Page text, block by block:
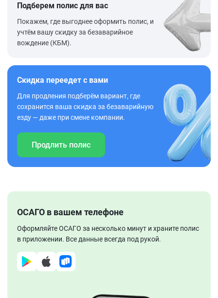
Подберем полис для вас
Покажем, где выгоднее оформить полис, и
учтём вашу скидку за безаварийное
вождение (КБМ).
Скидка переедет с вами
Для продления подберём вариант, где
сохранится ваша скидка за безаварийную
езду — даже при смене компании.
Продлить полис
ОСАГО в вашем телефоне
Оформляйте ОСАГО за несколько минут и храните полис
в приложении. Все данные всегда под рукой.